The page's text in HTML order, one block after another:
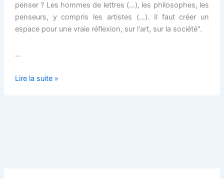
penser ? Les hommes de lettres (…), les philosophes, les
penseurs, y compris les artistes (…). Il faut créer un
espace pour une vraie réflexion, sur l'art, sur la société".
…
« Il
Lire la suite »